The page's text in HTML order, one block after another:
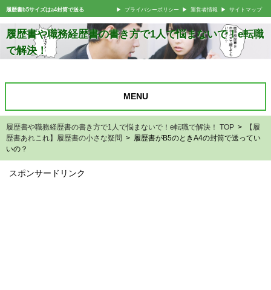
履歴書b5サイズはa4封筒で送る プライバシーポリシー 運営者情報 サイトマップ
履歴書や職務経歴書の書き方で1人で悩まないで！e転職
で解決！
MENU
履歴書や職務経歴書の書き方で1人で悩まないで！e転職で解決！ TOP >
【履
歴書あれこれ】履歴書の小さな疑問 > 履歴書がB5のときA4の封筒で送ってい
いの？
スポンサードリンク